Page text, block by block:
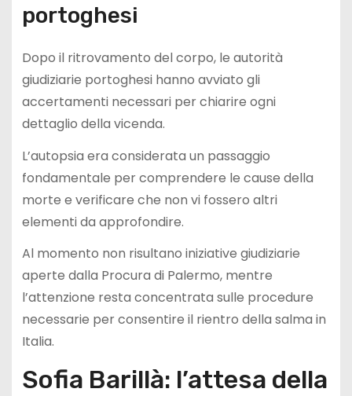
portoghesi
Dopo il ritrovamento del corpo, le autorità
giudiziarie portoghesi hanno avviato gli
accertamenti necessari per chiarire ogni
dettaglio della vicenda.
L’autopsia era considerata un passaggio
fondamentale per comprendere le cause della
morte e verificare che non vi fossero altri
elementi da approfondire.
Al momento non risultano iniziative giudiziarie
aperte dalla Procura di Palermo, mentre
l’attenzione resta concentrata sulle procedure
necessarie per consentire il rientro della salma in
Italia.
Sofia Barillà: l’attesa della